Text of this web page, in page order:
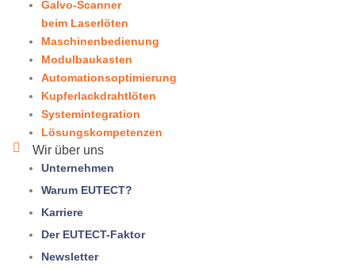
Galvo-Scanner
beim Laserlöten
Maschinenbedienung
Modulbaukasten
Automationsoptimierung
Kupferlack­draht­löten
Systemintegration
Lösungskompetenzen
Wir über uns
Unternehmen
Warum EUTECT?
Karriere
Der EUTECT-Faktor
Newsletter